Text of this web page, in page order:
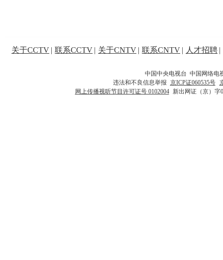
关于CCTV | 联系CCTV | 关于CNTV | 联系CNTV | 人才招聘 |
中国中央电视台 中国网络电
违法和不良信息举报 京ICP证060535号
网上传播视听节目许可证号 0102004 新出网证（京）